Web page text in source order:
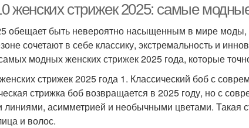
женских стрижек 2025: самые
обещает быть невероятно насыщенным в мире моды,
сочетают в себе классику, экстремальность и
модных женских стрижек 2025 года, которые
стрижек 2025 года 1. Классический боб с
стрижка боб возвращается в 2025 году, но с
линиями, асимметрией и необычными цветами. Такая
и волос.